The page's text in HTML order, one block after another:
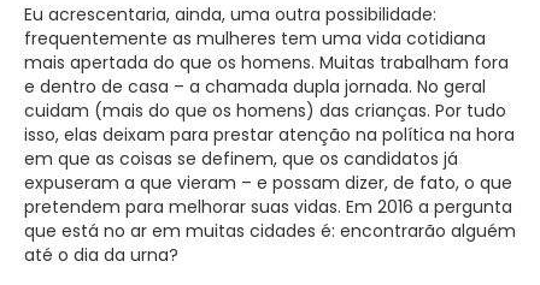
Eu acrescentaria, ainda, uma outra possibilidade:
frequentemente as mulheres tem uma vida cotidiana
mais apertada do que os homens. Muitas trabalham fora
e dentro de casa – a chamada dupla jornada. No geral
cuidam (mais do que os homens) das crianças. Por tudo
isso, elas deixam para prestar atenção na política na hora
em que as coisas se definem, que os candidatos já
expuseram a que vieram – e possam dizer, de fato, o que
pretendem para melhorar suas vidas. Em 2016 a pergunta
que está no ar em muitas cidades é: encontrarão alguém
até o dia da urna?